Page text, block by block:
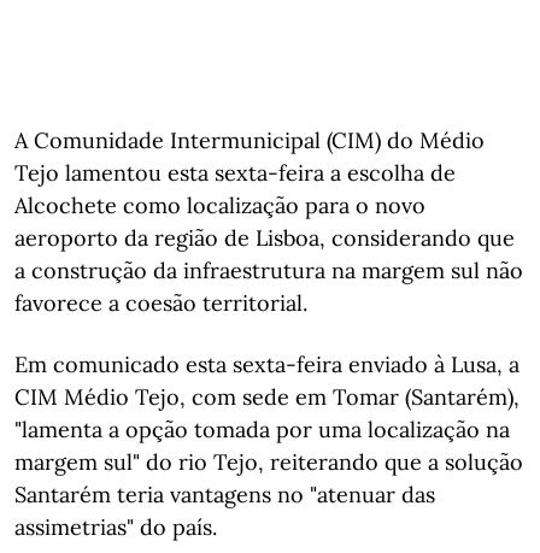
A Comunidade Intermunicipal (CIM) do Médio
Tejo lamentou esta sexta-feira a escolha de
Alcochete como localização para o novo
aeroporto da região de Lisboa, considerando que
a construção da infraestrutura na margem sul não
favorece a coesão territorial.
Em comunicado esta sexta-feira enviado à Lusa, a
CIM Médio Tejo, com sede em Tomar (Santarém),
"lamenta a opção tomada por uma localização na
margem sul" do rio Tejo, reiterando que a solução
Santarém teria vantagens no "atenuar das
assimetrias" do país.